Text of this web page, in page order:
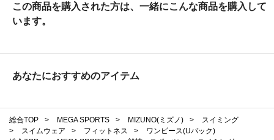
この商品を購入された方は、一緒にこんな商品を購入して
います。
あなたにおすすめのアイテム
総合TOP > MEGA SPORTS > MIZUNO(ミズノ) >
スイミング
>
スイムウェア > フィットネス >
ワンピース(Uバック)